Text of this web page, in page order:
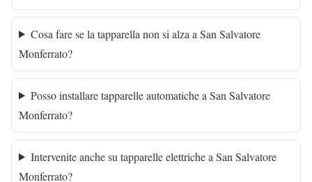
Cosa fare se la tapparella non si alza a San Salvatore
Monferrato?
Posso installare tapparelle automatiche a San Salvatore
Monferrato?
Intervenite anche su tapparelle elettriche a San Salvatore
Monferrato?